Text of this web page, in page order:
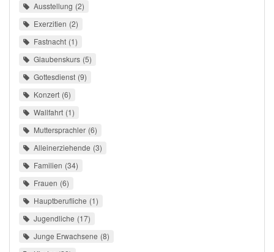
Ausstellung 2
Exerzitien 2
Fastnacht 1
Glaubenskurs 5
Gottesdienst 9
Konzert 6
Wallfahrt 1
Muttersprachler 6
Alleinerziehende 3
Familien 34
Frauen 6
Hauptberufliche 1
Jugendliche 17
Junge Erwachsene 8